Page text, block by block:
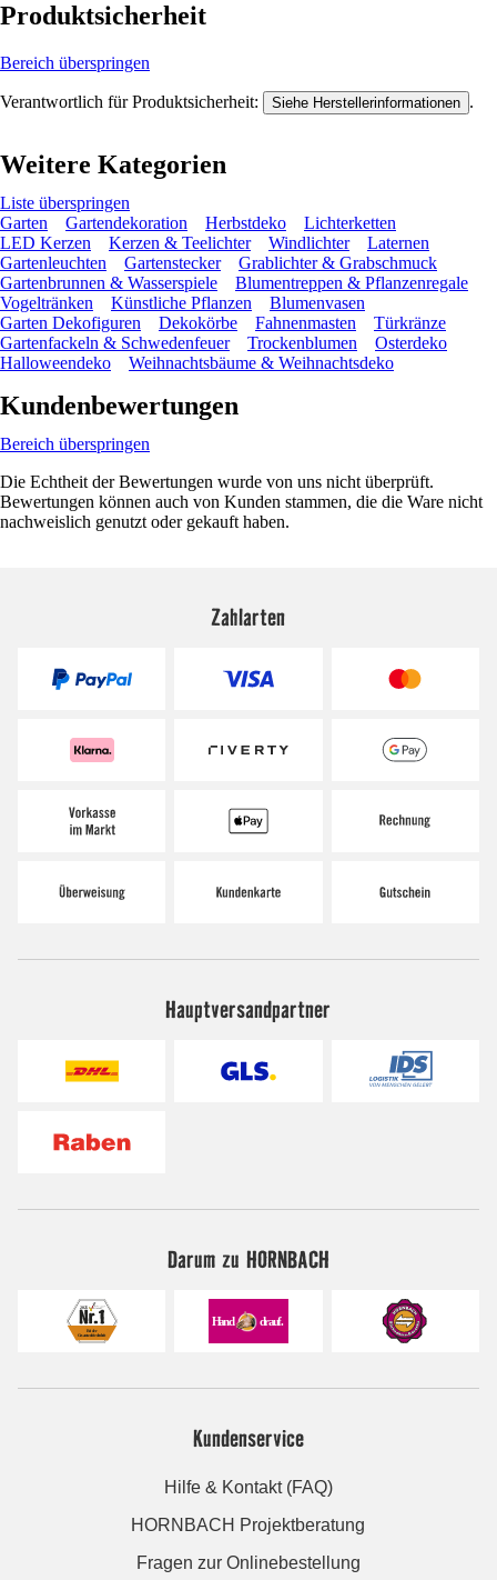
Produktsicherheit
Bereich überspringen
Verantwortlich für Produktsicherheit: Siehe Herstellerinformationen .
Weitere Kategorien
Liste überspringen
Garten
Gartendekoration Herbstdeko
Lichterketten
LED Kerzen
Kerzen & Teelichter Windlichter
Laternen
Gartenleuchten
Gartenstecker
Grablichter & Grabschmuck
Gartenbrunnen & Wasserspiele
Blumentreppen & Pflanzenregale
Vogeltränken
Künstliche Pflanzen
Blumenvasen
Garten Dekofiguren
Dekokörbe Fahnenmasten
Türkränze
Gartenfackeln & Schwedenfeuer
Trockenblumen
Osterdeko
Halloweendeko
Weihnachtsbäume & Weihnachtsdeko
Kundenbewertungen
Bereich überspringen
Die Echtheit der Bewertungen wurde von uns nicht überprüft.
Bewertungen können auch von Kunden stammen, die die Ware nicht
nachweislich genutzt oder gekauft haben.
Zahlarten
Hauptversandpartner
Darum zu HORNBACH
Kundenservice
Hilfe & Kontakt (FAQ)
HORNBACH Projektberatung
Fragen zur Onlinebestellung